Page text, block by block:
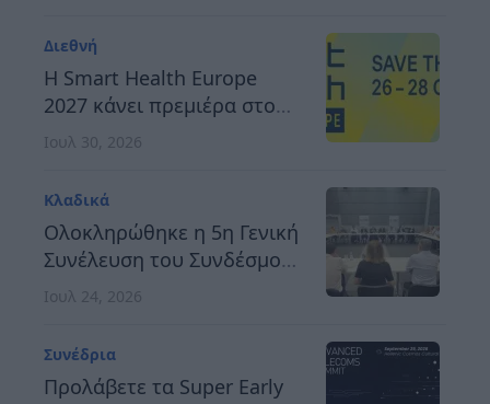
καινοτόμο και
ανταγωνιστική Ευρώπη
Διεθνή
H Smart Health Europe
2027 κάνει πρεμιέρα στο
Βερολίνο, στις 26 έως 28
Ιουλ 30, 2026
Κλαδικά
Ολοκληρώθηκε η 5η Γενική
Συνέλευση του Συνδέσμου
Οργανωτών &
Ελλάδος
Ιουλ 24, 2026
Συνέδρια
Προλάβετε τα Super Early